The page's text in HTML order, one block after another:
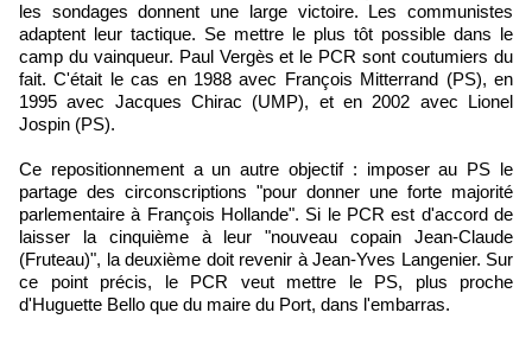
les sondages donnent une large victoire. Les communistes
adaptent leur tactique. Se mettre le plus tôt possible dans le
camp du vainqueur. Paul Vergès et le PCR sont coutumiers du
fait. C'était le cas en 1988 avec François Mitterrand (PS), en
1995 avec Jacques Chirac (UMP), et en 2002 avec Lionel
Jospin (PS).
Ce repositionnement a un autre objectif : imposer au PS le
partage des circonscriptions "pour donner une forte majorité
parlementaire à François Hollande". Si le PCR est d'accord de
laisser la cinquième à leur "nouveau copain Jean-Claude
(Fruteau)", la deuxième doit revenir à Jean-Yves Langenier. Sur
ce point précis, le PCR veut mettre le PS, plus proche
d'Huguette Bello que du maire du Port, dans l'embarras.